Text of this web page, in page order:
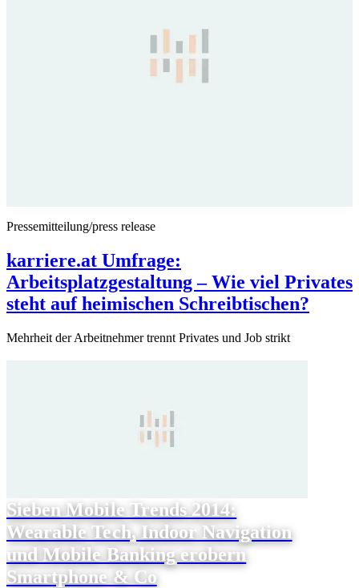
Pressemitteilung/press release
karriere.at Umfrage:
Arbeitsplatzgestaltung – Wie viel Privates
steht auf heimischen Schreibtischen?
Mehrheit der Arbeitnehmer trennt Privates und Job strikt
Sieben Mobile Trends 2014:
Wearable Tech, Indoor Navigation
und Mobile Banking erobern
Smartphone & Co